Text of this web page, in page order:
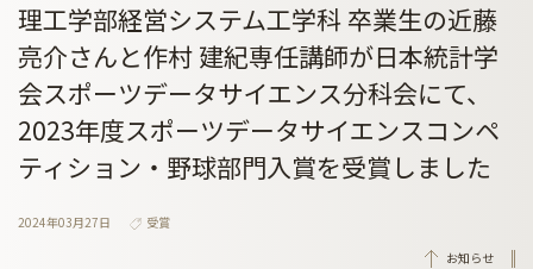
理工学部経営システム工学科 卒業生の近藤
亮介さんと作村 建紀専任講師が日本統計学
会スポーツデータサイエンス分科会にて、
2023年度スポーツデータサイエンスコンペ
ティション・野球部門入賞を受賞しました
2024年03月27日
受賞
お知らせ